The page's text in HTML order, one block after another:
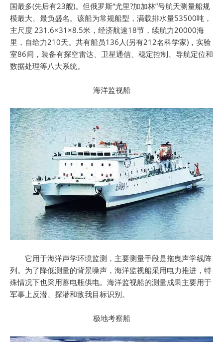
国最多(先后有23艘)。但俄罗斯“尤里?加加林”号航天测量船规
模最大、最负盛名。该船为常规船型，满载排水量53500吨，
主尺度 231.6×31×8.5米，经济航速18节，续航力20000海
里，自给力210天。共有船员136人(另有212名科学家)，实验
室86间，装备有探空雷达、卫星通信、稳定控制、导航定位和
数据处理等八大系统。
海洋监视船
它用于海洋声学环境监测，主要测量手段是拖曳声学线阵
列。为了降低测量的背景噪声，海洋监视船采用电力推进，特
殊情况下也采用蓄电瓶供电。海洋监视船的测量成果主要用于
军事上反潜、探潜和敌我目标识别。
极地考察船